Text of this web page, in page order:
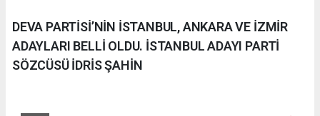
DEVA PARTİSİ’NİN İSTANBUL, ANKARA VE İZMİR
ADAYLARI BELLİ OLDU. İSTANBUL ADAYI PARTİ
SÖZCÜSÜ İDRİS ŞAHİN